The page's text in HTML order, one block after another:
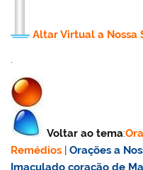
Altar Virtual a Nossa
.
Voltar ao tema:
Remédios |Orações a
Imaculado coração de